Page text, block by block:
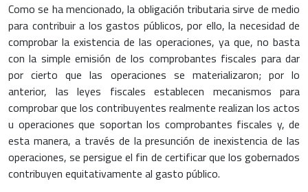
Como se ha mencionado, la obligación tributaria sirve de medio
para contribuir a los gastos públicos, por ello, la necesidad de
comprobar la existencia de las operaciones, ya que, no basta
con la simple emisión de los comprobantes fiscales para dar
por cierto que las operaciones se materializaron; por lo
anterior, las leyes fiscales establecen mecanismos para
comprobar que los contribuyentes realmente realizan los actos
u operaciones que soportan los comprobantes fiscales y, de
esta manera, a través de la presunción de inexistencia de las
operaciones, se persigue el fin de certificar que los gobernados
contribuyen equitativamente al gasto público.